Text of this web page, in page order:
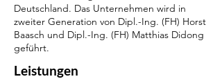
Deutschland. Das Unternehmen wird in
zweiter Generation von Dipl.-Ing. (FH) Horst
Baasch und Dipl.-Ing. (FH) Matthias Didong
geführt.
Leistungen